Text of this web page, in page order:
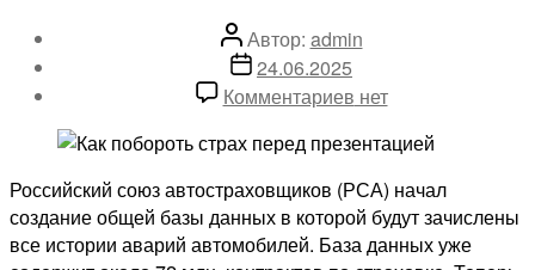
Автор
записи
Автор: admin
Дата
записи
24.06.2025
Комментариевк
Эпоха
страховой
истории
пришла
в
нет
Российский союз автостраховщиков (РСА) начал
создание общей базы данных в которой будут зачислены
все истории аварий автомобилей. База данных уже